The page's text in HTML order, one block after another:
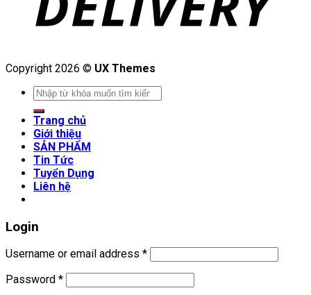
Copyright 2026 © UX Themes
Search
for:
Trang chủ
Giới thiệu
SẢN PHẨM
Tin Tức
Tuyển Dụng
Liên hệ
Login
Username or email address *
Password *